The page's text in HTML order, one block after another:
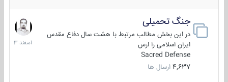
جنگ تحمیلی
در این بخش مطالب مرتبط با هشت سال دفاع مقدس
ایران اسلامی را ارس
Sacred Defense
4,637 ارسال ها
20
اسفند
1403